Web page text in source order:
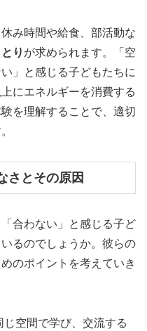
み時間や給食、部活動な
り が求められます。「空
」と感じる子どもたちに
にエネルギーを消費する
を理解することで、適切
さとその原因
合わない」と感じる子ど
るのでしょうか。彼らの
のポイントを考えていき
空間で学び、交流する